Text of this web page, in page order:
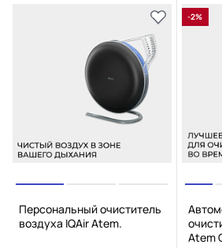
Персональный очиститель
воздуха IQAir Atem.
-2%
Atem